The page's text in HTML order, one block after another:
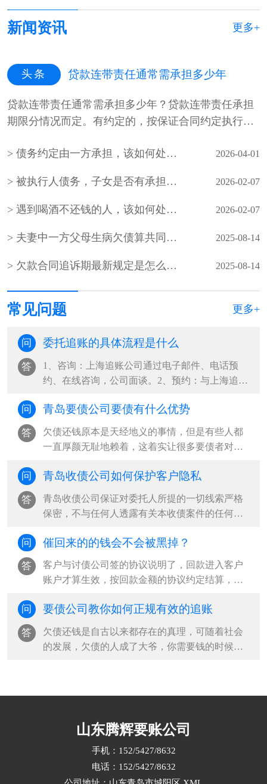
新闻资讯 更多+
头条 贷款连带责任通常需承担多少年
贷款连带责任通常需承担多少年？贷款连带责任承担
期限分情况而定。有约定的，按保证合同约定执行。
债务约定由一方承担，该如何处理？
2026-04-01
被执行人债务，子女是否有承担的义务 2026-02-07
遇到喝酒不还钱的人，该如何处理？ 2026-02-07
夫妻中一方父母生病欠债算共同债务吗 2025-08-14
欠款合同追诉期最新规定是怎么规定的？ 2025-08-14
常见问题 更多+
问 委托追账的具体流程是什么
答
1、咨询：上海追账公司通过电子邮件、电话预
约、在线咨询，公司面谈。2、预约：与上海追账
问 青岛要债公司要债有什么优势
答
欠债还钱原本是天经地义的事情，但是有些人都
一直厚颜无耻地赖着，这着实让很多要债者对比
问 青岛收债公司如何保护客户隐私
答
青岛收债公司保证对委托人所提的一切线索严格
保密，不与任何人透露有关本收债案件的任何情
问 催回来的的钱会不会被黑掉？
答
客户与讨债公司签的协议说明了，回款进入客户
账户才算生效，按回款金额的协议约定结算，并
问 要债公司教你如何正规有效的追账
答
欠债还钱是自古以来都存在的真理，可随着社会
的发展，欠债的人成了大爷，你需要钱的时候，
山东腾辉要账公司
手机：152/5427/8632
电话：152/5427/8632